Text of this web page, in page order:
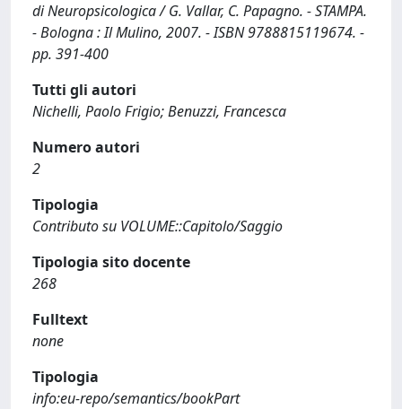
di Neuropsicologica / G. Vallar, C. Papagno. - STAMPA.
- Bologna : Il Mulino, 2007. - ISBN 9788815119674. -
pp. 391-400
Tutti gli autori
Nichelli, Paolo Frigio; Benuzzi, Francesca
Numero autori
2
Tipologia
Contributo su VOLUME::Capitolo/Saggio
Tipologia sito docente
268
Fulltext
none
Tipologia
info:eu-repo/semantics/bookPart